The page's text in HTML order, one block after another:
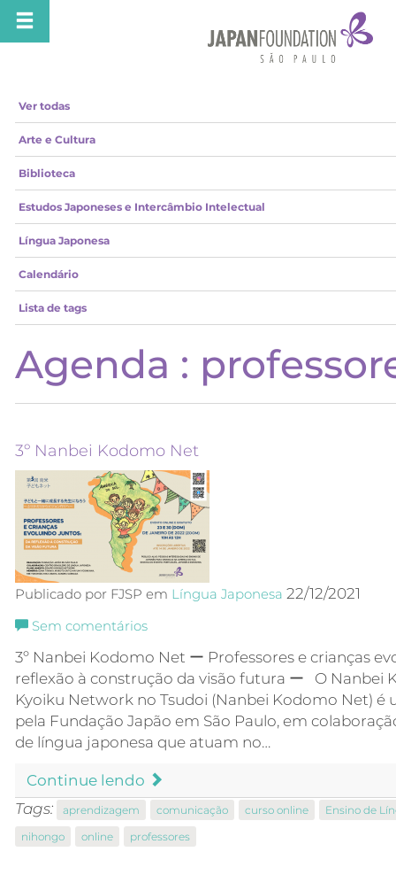
Ver todas
Arte e Cultura
Biblioteca
Estudos Japoneses e Intercâmbio Intelectual
Língua Japonesa
Calendário
Lista de tags
Agenda :
3º Nanbei Kodomo Net
Publicado por FJSP em Língua Japonesa 22/12/2021
Sem comentários
3º Nanbei Kodomo Net ー Professores e crianças
reflexão à construção da visão futura ー O Nanbei
Kyoiku Network no Tsudoi (Nanbei Kodomo Net) é
pela Fundação Japão em São Paulo, em
de língua japonesa que atuam no…
Continue lendo
Tags:
aprendizagem comunicação curso online
Ensino de
nihongo
online professores